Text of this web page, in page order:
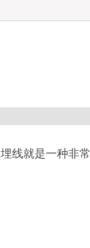
埋线就是一种非常